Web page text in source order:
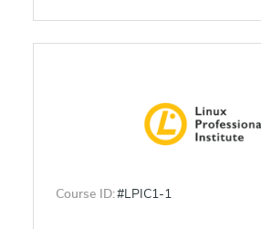
Course ID:#LPIC1-1